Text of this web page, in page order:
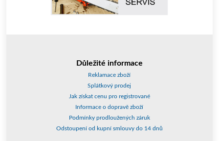
Důležité informace
Reklamace zboží
Splátkový prodej
Jak získat cenu pro registrované
Informace o dopravě zboží
Podmínky prodloužených záruk
Odstoupení od kupní smlouvy do 14 dnů